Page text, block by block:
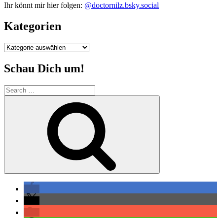
Ihr könnt mir hier folgen: @doctornilz.bsky.social
Kategorien
Kategorien
Schau Dich um!
Search
for: